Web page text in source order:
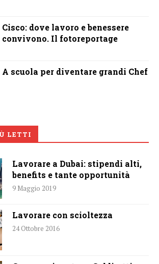
Cisco: dove lavoro e benessere
convivono. Il fotoreportage
A scuola per diventare grandi Chef
LETTI
Lavorare a Dubai: stipendi alti,
benefits e tante opportunità
9 Maggio 2019
Lavorare con scioltezza
24 Ottobre 2016